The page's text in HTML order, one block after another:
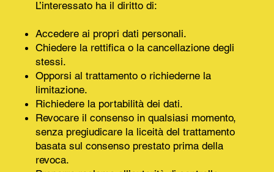
L’interessato ha il diritto di:
Accedere ai propri dati personali.
Chiedere la rettifica o la cancellazione degli
stessi.
Opporsi al trattamento o richiederne la
limitazione.
Richiedere la portabilità dei dati.
Revocare il consenso in qualsiasi momento,
senza pregiudicare la liceità del trattamento
basata sul consenso prestato prima della
revoca.